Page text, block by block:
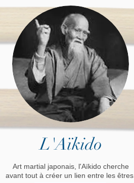
L'Aïkido
Art martial japonais, l'Aïkido cherche
avant tout à créer un lien entre les êtres.